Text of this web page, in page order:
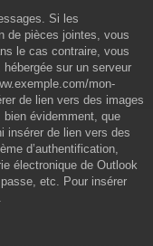
Si les
de pièces jointes, vous
le cas contraire, vous
sur un serveur
mon-
de lien vers des images
bien évidemment, que
insérer de lien vers des
d’authentification,
électronique de Outlook
etc. Pour insérer